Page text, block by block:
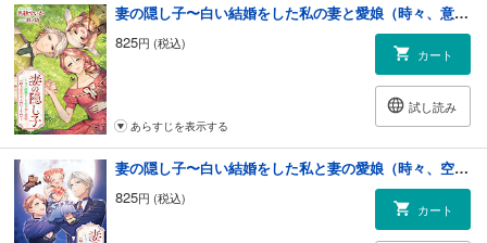
妻の隠し子〜白い結婚をした私の妻と愛娘（時々、意思あるぬいぐるみ）〜
825円 (税込)
カート
試し読み
あらすじを表示する
妻の隠し子〜白い結婚をした私と妻の愛娘（時々、空飛ぶぬいぐるみ）〜
825円 (税込)
カート